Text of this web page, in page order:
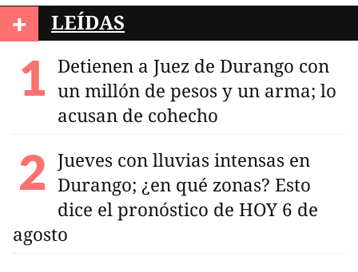
+ LEÍDAS
Detienen a Juez de Durango con
un millón de pesos y un arma; lo
acusan de cohecho
Jueves con lluvias intensas en
Durango; ¿en qué zonas? Esto
dice el pronóstico de HOY 6 de
agosto